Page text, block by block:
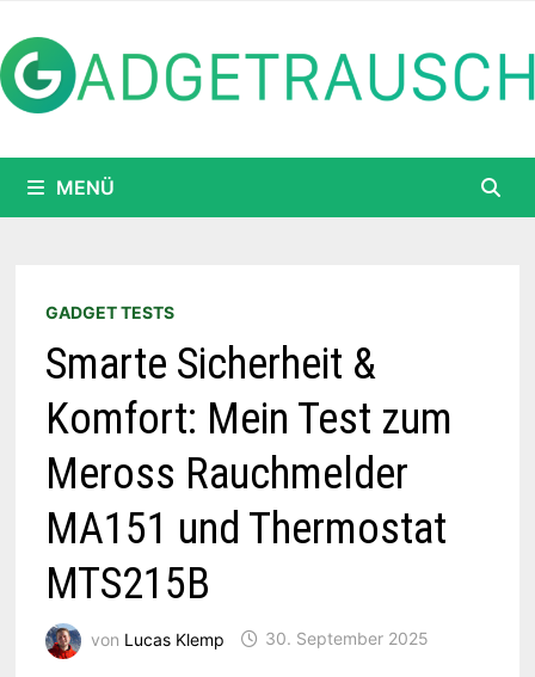
Inhalt
springen
MENÜ
GADGET TESTS
Smarte Sicherheit &
Komfort: Mein Test zum
Meross Rauchmelder
MA151 und Thermostat
MTS215B
von Lucas Klemp 30. September 2025